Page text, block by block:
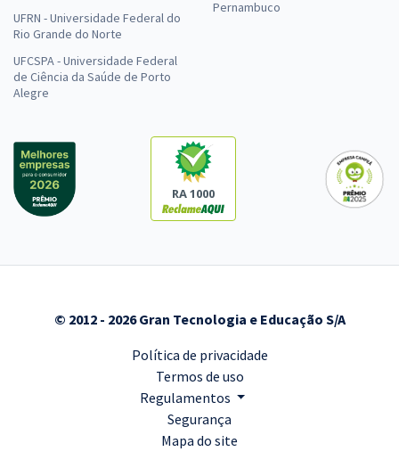
UFRN - Universidade Federal do
Rio Grande do Norte
UFCSPA - Universidade Federal
de Ciência da Saúde de Porto
Alegre
Pernambuco
RA 1000
© 2012 - 2026 Gran Tecnologia e Educação S/A
Política de privacidade
Termos de uso
Regulamentos
Segurança
Mapa do site